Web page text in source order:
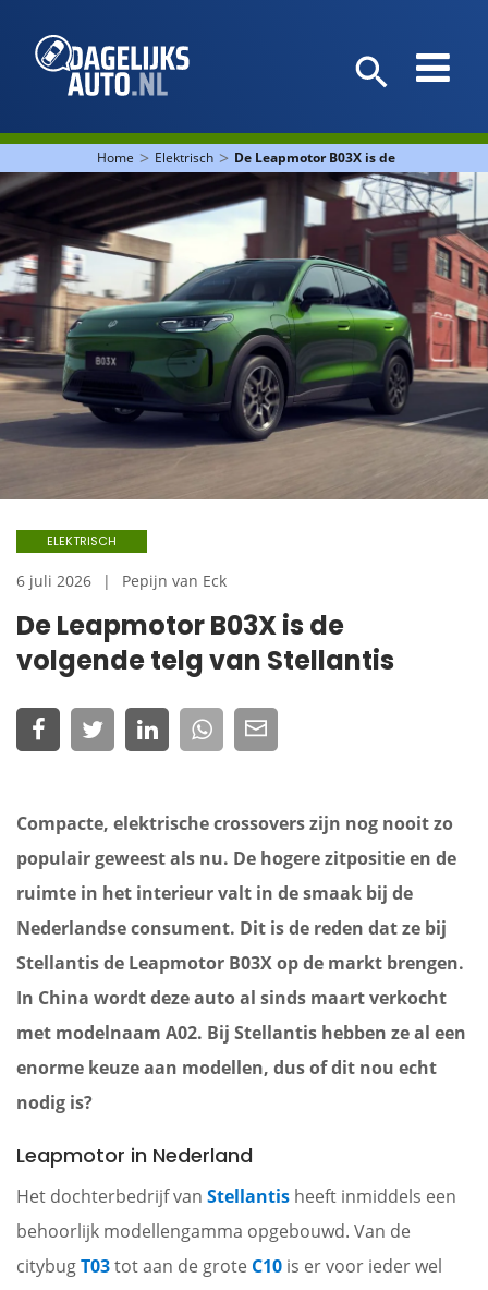
Home > Elektrisch > De Leapmotor B03X is de volgende
De Leapmotor B03X is de
volgende telg van Stellantis
ELEKTRISCH
6 juli 2026 Pepijn van Eck
Compacte, elektrische crossovers zijn nog nooit zo
populair geweest als nu. De hogere zitpositie en de
ruimte in het interieur valt in de smaak bij de
Nederlandse consument. Dit is de reden dat ze bij
Stellantis de Leapmotor B03X op de markt brengen.
In China wordt deze auto al sinds maart verkocht
met modelnaam A02. Bij Stellantis hebben ze al een
enorme keuze aan modellen, dus of dit nou echt
nodig is?
Leapmotor in Nederland
Het dochterbedrijf van Stellantis heeft inmiddels een
behoorlijk modellengamma opgebouwd. Van de
citybugT03tot aan de grote C10 is er voor ieder wel